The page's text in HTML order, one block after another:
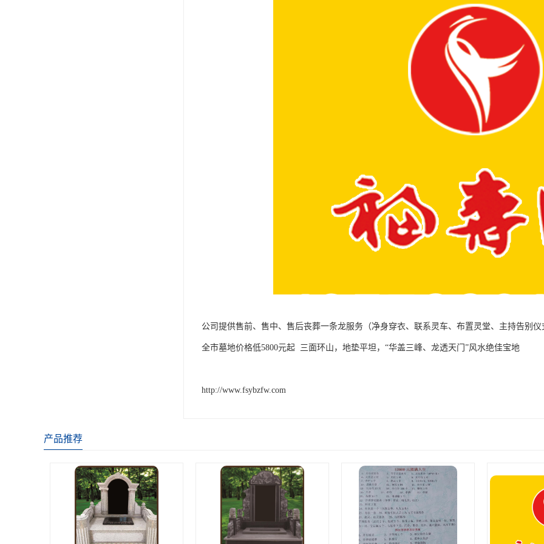
公司提供售前、售中、售后丧葬一条龙服务（净身穿衣、联系灵车、布置灵堂、主持告别
全市墓地价格低5800元起 三面环山，地垫平坦，“华盖三峰、龙透天门”风水绝佳宝地
http://www.fsybzfw.com
产品推荐